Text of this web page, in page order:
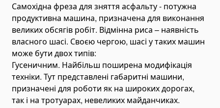
Міні-маслостанції
Електромотори
Комплектуючі для маслостанцій
Alat Angkut Barang
Chain Block
Lever Block
Ratchet Load Binder
Самохідна фреза для зняття асфальту - потужна
продуктивна машина, призначена для виконання
великих обсягів робіт. Відмінна риса – наявність
власного шасі. Своєю чергою, шасі у таких машин
може бути двох типів:
Гусеничним. Найбільш поширена модифікація
техніки. Тут представлені габаритні машини,
призначені для роботи як на широких дорогах,
так і на тротуарах, невеликих майданчиках.